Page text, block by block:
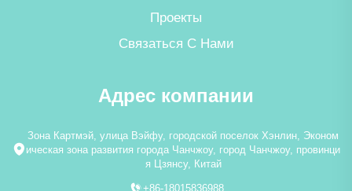
Проекты
Связаться С Нами
Адрес компании
Зона Картмэй, улица Вэйфу, городской поселок Хэнлин, Эконом
ическая зона развития города Чанчжоу, город Чанчжоу, провинци
я Цзянсу, Китай
+86-18015836988